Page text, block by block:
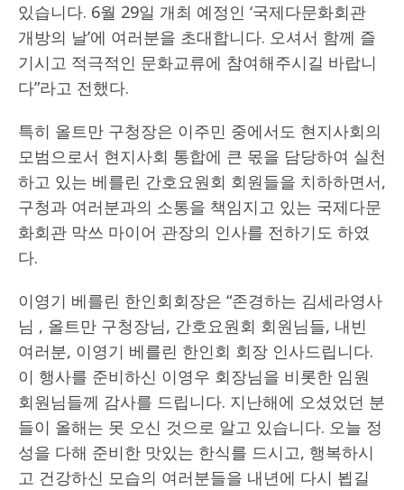
있습니다. 6월 29일 개최 예정인 ‘국제다문화회관
개방의 날’에 여러분을 초대합니다. 오셔서 함께 즐
기시고 적극적인 문화교류에 참여해주시길 바랍니
다”라고 전했다.
특히 올트만 구청장은 이주민 중에서도 현지사회의
모범으로서 현지사회 통합에 큰 몫을 담당하여 실천
하고 있는 베를린 간호요원회 회원들을 치하하면서,
구청과 여러분과의 소통을 책임지고 있는 국제다문
화회관 막쓰 마이어 관장의 인사를 전하기도 하였
다.
이영기 베를린 한인회회장은 “존경하는 김세라영사
님 , 올트만 구청장님, 간호요원회 회원님들, 내빈
여러분, 이영기 베를린 한인회 회장 인사드립니다.
이 행사를 준비하신 이영우 회장님을 비롯한 임원
회원님들께 감사를 드립니다. 지난해에 오셨었던 분
들이 올해는 못 오신 것으로 알고 있습니다. 오늘 정
성을 다해 준비한 맛있는 한식를 드시고, 행복하시
고 건강하신 모습의 여러분들을 내년에 다시 뵙길